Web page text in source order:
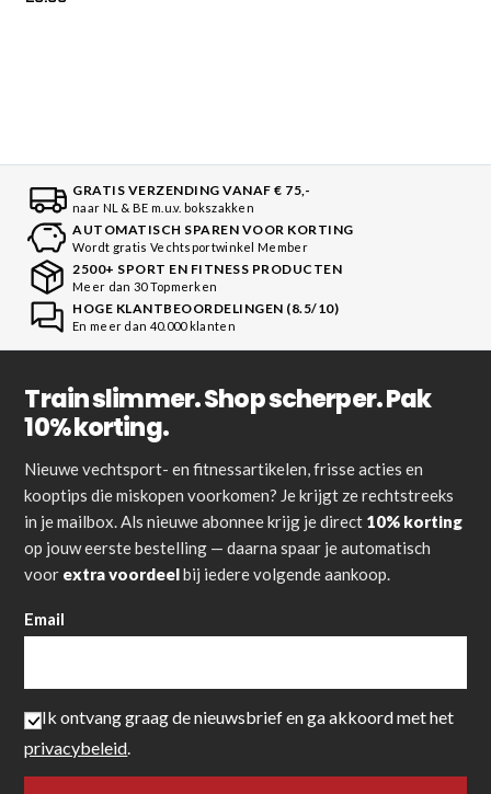
GRATIS VERZENDING VANAF € 75,-
naar NL & BE m.u.v. bokszakken
AUTOMATISCH SPAREN VOOR KORTING
Wordt gratis Vechtsportwinkel Member
2500+ SPORT EN FITNESS PRODUCTEN
Meer dan 30 Topmerken
HOGE KLANTBEOORDELINGEN (8.5/10)
En meer dan 40.000 klanten
Train slimmer. Shop scherper. Pak
10% korting.
Nieuwe vechtsport- en fitnessartikelen, frisse acties en
kooptips die miskopen voorkomen? Je krijgt ze rechtstreeks
in je mailbox. Als nieuwe abonnee krijg je direct 10% korting
op jouw eerste bestelling — daarna spaar je automatisch
voor extra voordeelbij iedere volgende aankoop.
Email
Ik ontvang graag de nieuwsbrief en ga akkoord met het
privacybeleid.